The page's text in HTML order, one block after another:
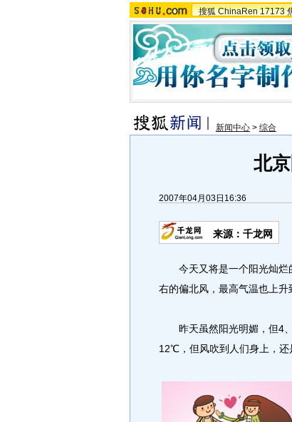
搜狐 ChinaRen 17173
新闻中心 > 综合
北
2007年04月03日16:36
来源：千龙网
今天又将是一个阳光灿烂
右的偏北风，最高气温也上
昨天虽然阳光明媚，但4、
12℃，但风吹到人们身上，还